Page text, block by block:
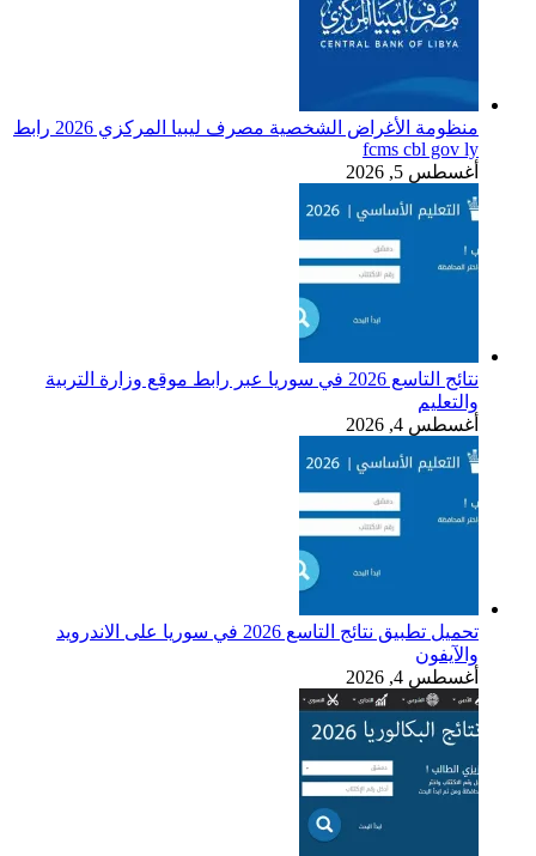
منظومة الأغراض الشخصية مصرف ليبيا المركزي 2026 رابط
fcms cbl gov ly
أغسطس 5, 2026
نتائج التاسع 2026 في سوريا عبر رابط موقع وزارة التربية
والتعليم
أغسطس 4, 2026
تحميل تطبيق نتائج التاسع 2026 في سوريا على الاندرويد
والآيفون
أغسطس 4, 2026